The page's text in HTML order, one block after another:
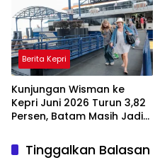
Berita Kepri
Kunjungan Wisman ke
Kepri Juni 2026 Turun 3,82
Persen, Batam Masih Jadi
Wisatawan Mancanegara
Tinggalkan Balasan